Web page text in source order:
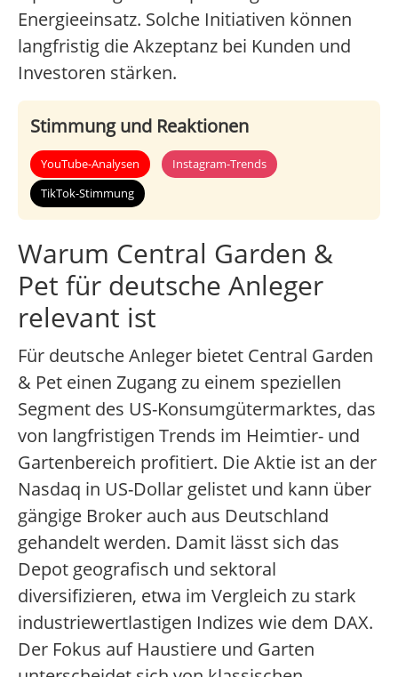
Energieeinsatz. Solche Initiativen können
langfristig die Akzeptanz bei Kunden und
Investoren stärken.
Stimmung und Reaktionen
YouTube-Analysen
Instagram-Trends
TikTok-Stimmung
Warum Central Garden &
Pet für deutsche Anleger
relevant ist
Für deutsche Anleger bietet Central Garden
& Pet einen Zugang zu einem speziellen
Segment des US-Konsumgütermarktes, das
von langfristigen Trends im Heimtier- und
Gartenbereich profitiert. Die Aktie ist an der
Nasdaq in US-Dollar gelistet und kann über
gängige Broker auch aus Deutschland
gehandelt werden. Damit lässt sich das
Depot geografisch und sektoral
diversifizieren, etwa im Vergleich zu stark
industriewertlastigen Indizes wie dem DAX.
Der Fokus auf Haustiere und Garten